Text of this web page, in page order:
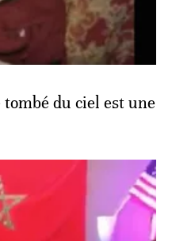
tombé du ciel est une